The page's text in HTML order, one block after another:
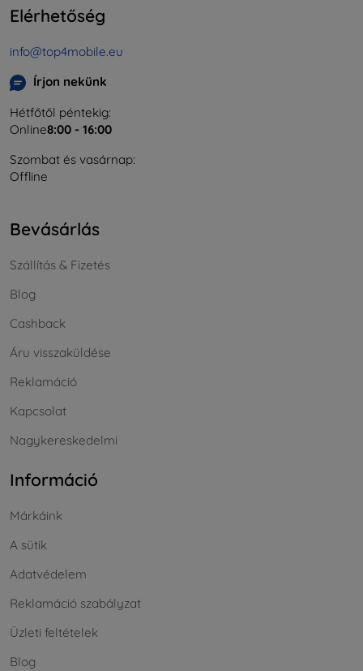
Elérhetőség
info@top4mobile.eu
Írjon nekünk
Hétfőtől péntekig:
Online8:00 - 16:00
Szombat és vasárnap:
Offline
Bevásárlás
Szállítás & Fizetés
Blog
Cashback
Áru visszaküldése
Reklamáció
Kapcsolat
Nagykereskedelmi
Információ
Márkáink
A sütik
Adatvédelem
Reklamáció szabályzat
Üzleti feltételek
Blog